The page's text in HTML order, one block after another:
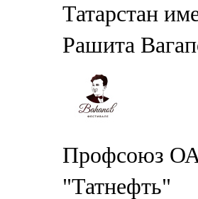
Татарстан
Рашита
Профсоюз
"Татнефть"